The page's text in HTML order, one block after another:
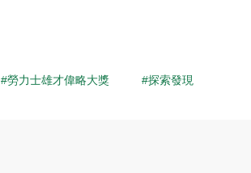
#勞力士雄才偉略大獎 #探索發現